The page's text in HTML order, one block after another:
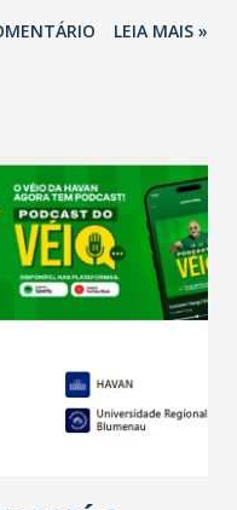
56% também
pagamento do 13º
já que o
dos anos recentes.
de 2025, 40% dos
lucro e outros 40%
o percentual de
19%, pouco abaixo
1% não existiam em
faturamento também
LEIA MAIS »